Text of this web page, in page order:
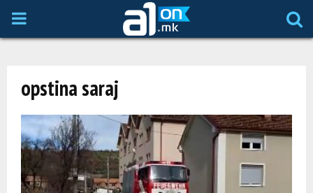
P
M
A
opstina saraj